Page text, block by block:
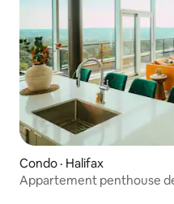
Condo · Halifax
Appartement penthouse